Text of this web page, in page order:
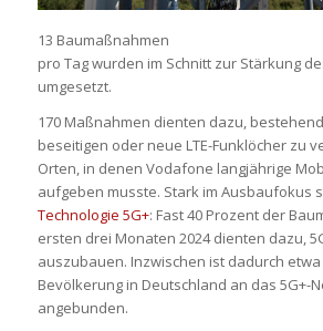
13 Baumaßnahmen
pro Tag wurden im Schnitt zur Stärkung
umgesetzt.
170 Maßnahmen dienten dazu,
beseitigen oder neue LTE-Funklöcher zu
Orten, in denen Vodafone langjährige
aufgeben musste. Stark im Ausbaufokus
Technologie 5G+: Fast 40 Prozent der
ersten drei Monaten 2024 dienten dazu,
auszubauen. Inzwischen ist dadurch
Bevölkerung in Deutschland an das 5G+-
angebunden.